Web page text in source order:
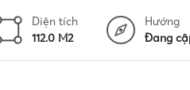
Diện tích
112.0 M2
Hướng
Đang